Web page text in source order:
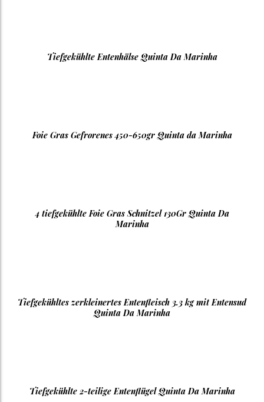
Tiefgekühlte Entenhälse Quinta Da Marinha
Foie Gras Gefrorenes 450-650gr Quinta da Marinha
4 tiefgekühlte Foie Gras Schnitzel 130Gr Quinta Da
Marinha
Tiefgekühltes zerkleinertes Entenfleisch 3.3 kg mit Entensud
Quinta Da Marinha
Tiefgekühlte 2-teilige Entenflügel Quinta Da Marinha